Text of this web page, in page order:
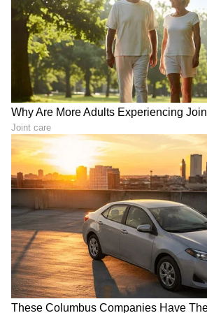
LATEST VIDEOS
ಕನ್ನಡ ಸಿನಿಮಾ (Kannada Cinema
ಕಾರ್ಯಕ್ರಮಗಳು (Kannada TV
ಸುದ್ದಿಗಳು ಮತ್ತು ಇತ್ತೀಚಿನ
ಸುವರ್ಣ ನ್ಯೂಸ್‌ನಲ್ಲಿ ಮನರಂಜನಾ
ಸಿನಿಮಾ ವಿಮರ್ಶೆಗಳು (Kannada
ತಾರೆಯರ ಸಂದರ್ಶನಗಳು,